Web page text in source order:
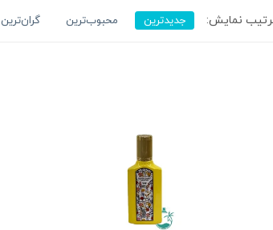
نمایش: جدیدترین محبوب‌ترین گران‌ترین